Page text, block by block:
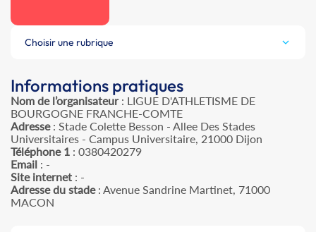
Choisir une rubrique
Informations pratiques
Nom de l’organisateur: LIGUE D'ATHLETISME DE
BOURGOGNE FRANCHE-COMTE
Adresse: Stade Colette Besson - Allee Des Stades
Universitaires - Campus Universitaire, 21000 Dijon
Téléphone 1 : 0380420279
Email : -
Site internet : -
Adresse du stade: Avenue Sandrine Martinet, 71000
MACON